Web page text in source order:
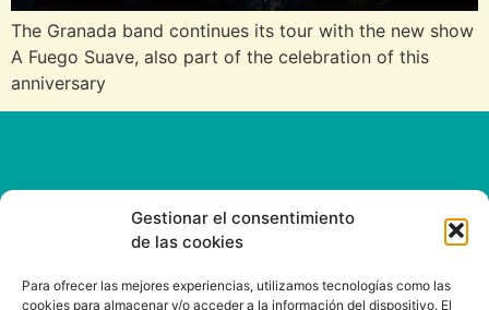
Gestionar el consentimiento
de las cookies
Para ofrecer las mejores experiencias, utilizamos tecnologías como las
cookies para almacenar y/o acceder a la información del dispositivo. El
The Granada band continues its tour with the new show
A Fuego Suave, also part of the celebration of this
anniversary
CONTACT